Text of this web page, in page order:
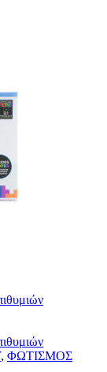
, ΦΩΤΙΣΜΟΣ